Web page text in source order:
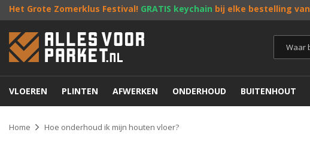
Het Grote Zomerklus Festival! GRATIS keychain bij elke bestelling
VLOEREN PLINTEN AFWERKEN ONDERHOUD BUITENHOUT
Home Hoe onderhoud ik mijn houten vloer?